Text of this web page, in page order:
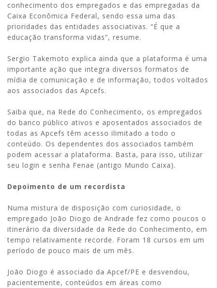
conhecimento dos empregados e das empregadas da
Caixa Econômica Federal, sendo essa uma das
prioridades das entidades associativas. “É que a
educação transforma vidas”, resume.
Sergio Takemoto explica ainda que a plataforma é uma
importante ação que integra diversos formatos de
mídia de comunicação e de informação, todos voltados
aos associados das Apcefs.
Saiba que, na Rede do Conhecimento, os empregados
do banco público ativos e aposentados associados de
todas as Apcefs têm acesso ilimitado a todo o
conteúdo. Os dependentes dos associados também
podem acessar a plataforma. Basta, para isso, utilizar
seu login e senha Fenae (antigo Mundo Caixa).
Depoimento de um recordista
Numa mistura de disposição com curiosidade, o
empregado João Diogo de Andrade fez como poucos o
itinerário da diversidade da Rede do Conhecimento, em
tempo relativamente recorde. Foram 18 cursos em um
período de pouco mais de um mês.
João Diogo é associado da Apcef/PE e desvendou,
pacientemente, conteúdos em áreas como